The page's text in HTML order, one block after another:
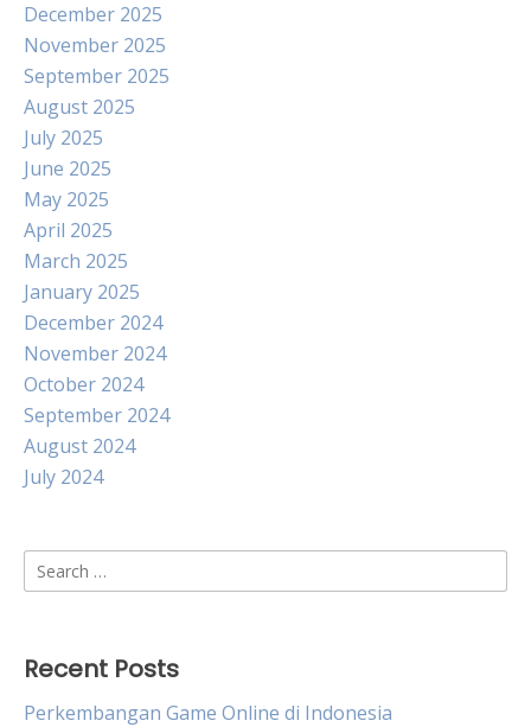
December 2025
November 2025
September 2025
August 2025
July 2025
June 2025
May 2025
April 2025
March 2025
January 2025
December 2024
November 2024
October 2024
September 2024
August 2024
July 2024
Search
for:
Recent Posts
Perkembangan Game Online di Indonesia